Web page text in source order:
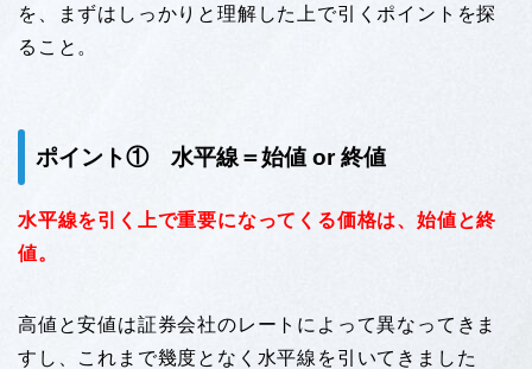
を、まずはしっかりと理解した上で引くポイントを探
ること。
ポイント① 水平線＝始値 or 終値
水平線を引く上で重要になってくる価格は、始値と終
値。
高値と安値は証券会社のレートによって異なってきま
すし、これまで幾度となく水平線を引いてきました